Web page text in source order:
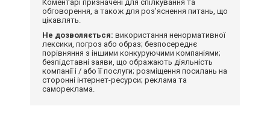
Коментарі призначені для спілкування та
обговорення, а також для роз'яснення питань, що
цікавлять.
Не дозволяється: використання ненормативної
лексики, погроз або образ; безпосереднє
порівняння з іншими конкуруючими компаніями;
безпідставні заяви, що ображають діяльність
компанії і / або її послуги; розміщення посилань на
сторонні інтернет-ресурси; реклама та
самореклама.